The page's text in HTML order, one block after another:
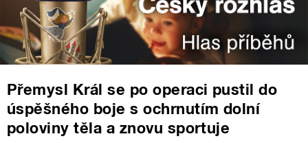
Přemysl Král se po operaci pustil do
úspěšného boje s ochrnutím dolní
poloviny těla a znovu sportuje